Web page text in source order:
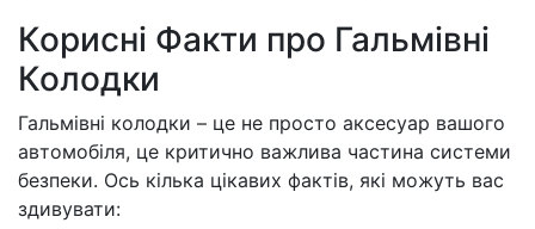
Корисні Факти про Гальмівні
Колодки
Гальмівні колодки – це не просто аксесуар вашого
автомобіля, це критично важлива частина системи
безпеки. Ось кілька цікавих фактів, які можуть вас
здивувати: